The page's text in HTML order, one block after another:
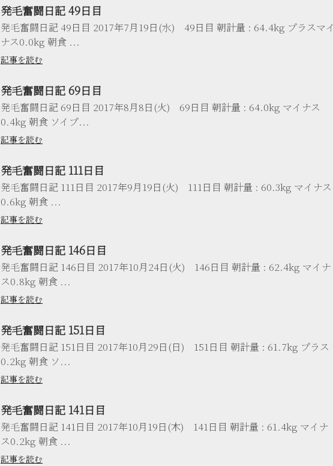
発毛奮闘日記 49日目
発毛奮闘日記 49日目 2017年7月19日(水) 49日目 朝計量 : 64.4kg プラスマイ
ナス0.0kg 朝食 ...
記事を読む
発毛奮闘日記 69日目
発毛奮闘日記 69日目 2017年8月8日(火) 69日目 朝計量 : 64.0kg マイナス
0.4kg 朝食 ソイプ...
記事を読む
発毛奮闘日記 111日目
発毛奮闘日記 111日目 2017年9月19日(火) 111日目 朝計量 : 60.3kg マイナス
0.6kg 朝食 ...
記事を読む
発毛奮闘日記 146日目
発毛奮闘日記 146日目 2017年10月24日(火) 146日目 朝計量 : 62.4kg マイナ
ス0.8kg 朝食 ...
記事を読む
発毛奮闘日記 151日目
発毛奮闘日記 151日目 2017年10月29日(日) 151日目 朝計量 : 61.7kg プラス
0.2kg 朝食 ソ...
記事を読む
発毛奮闘日記 141日目
発毛奮闘日記 141日目 2017年10月19日(木) 141日目 朝計量 : 61.4kg マイナ
ス0.2kg 朝食 ...
記事を読む